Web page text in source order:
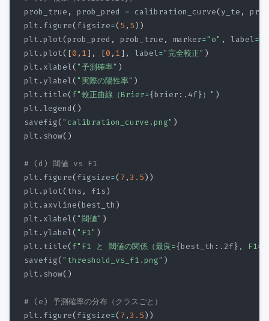
prob_true , prob_pred = calibration_curve(y_te ,
plt . figure(figsize=(5 , 5) )
plt .plot(prob_pred , prob_true , marker="o" , label=
plt .plot( [0 , 1] , [0 , 1] , label="完全較正" )
plt . xlabel("予測確率" )
plt . ylabel("実際の陽性率" )
plt . title(f"較正曲線（Brier={brier : .4f}）" )
plt .legend( )
savefig("calibration_curve.png" )
plt . show( )
# (d) 閾値 vs F1
plt . figure(figsize=(7 ,3.5) )
plt .plot(ths , f1s)
plt . axvline(best_th )
plt . xlabel("閾値" )
plt . ylabel("F1" )
plt . title(f"F1 と 閾値の関係（最良={best_th : .2f} , F1=
savefig("threshold_vs_f1.png" )
plt . show( )
# (e) 予測確率の分布（クラスごと）
plt . figure(figsize=(7 ,3.5) )